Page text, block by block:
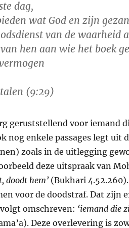
dag,
wat God en zijn
van de waarheid
hen aan wie het boek
(9:29)
geruststellend voor iemand
nog enkele passages legt
zoals in de uitlegging
deze uitspraak van
doodt hem’ (Bukhari
voor de doodstraf. Dat zijn
omschreven: ‘iemand die
Deze overlevering is